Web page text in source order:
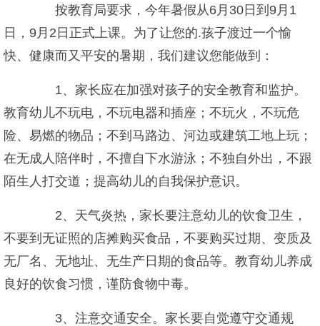
按教育局要求，今年暑假从6月30日到9月1
日，9月2日正式上课。为了让您的.孩子渡过一个愉
快、健康而又平安的暑期，我们建议您能做到：
1、家长应在加强对孩子的安全教育和监护。
教育幼儿不玩电，不玩电器和插座；不玩火，不玩危
险、易燃的物品；不到马路边、河边或建筑工地上玩；
在无成人陪伴时，不擅自下水游泳；不独自外出，不跟
陌生人打交道；提高幼儿的自我保护意识。
2、天气炎热，家长要注意幼儿的饮食卫生，
不要到无证照的店摊购买食品，不要购买过期、变质及
无厂名、无地址、无生产日期的食品等。教育幼儿养成
良好的饮食习惯，谨防食物中毒。
3、注意交通安全。家长要自觉遵守交通规